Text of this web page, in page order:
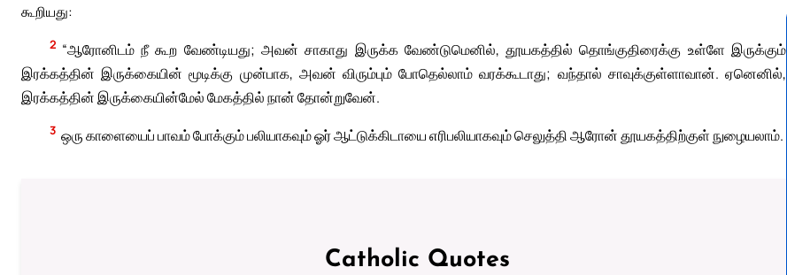
கூறியது:
2 “ஆரோனிடம் நீ கூற வேண்டியது; அவன் சாகாது இருக்க வேண்டுமெனில், தூயகத்தில் தொங்குதிரைக்கு உள்ளே இருக்கும்
இரக்கத்தின் இருக்கையின் மூடிக்கு முன்பாக, அவன் விரும்பும் போதெல்லாம் வரக்கூடாது; வந்தால் சாவுக்குள்ளாவான். ஏனெனில்,
இரக்கத்தின் இருக்கையின்மேல் மேகத்தில் நான் தோன்றுவேன்.
3 ஒரு காளையைப் பாவம் போக்கும் பலியாகவும் ஓர் ஆட்டுக்கிடாயை எரிபலியாகவும் செலுத்தி ஆரோன் தூயகத்திற்குள் நுழையலாம்.
Catholic Quotes